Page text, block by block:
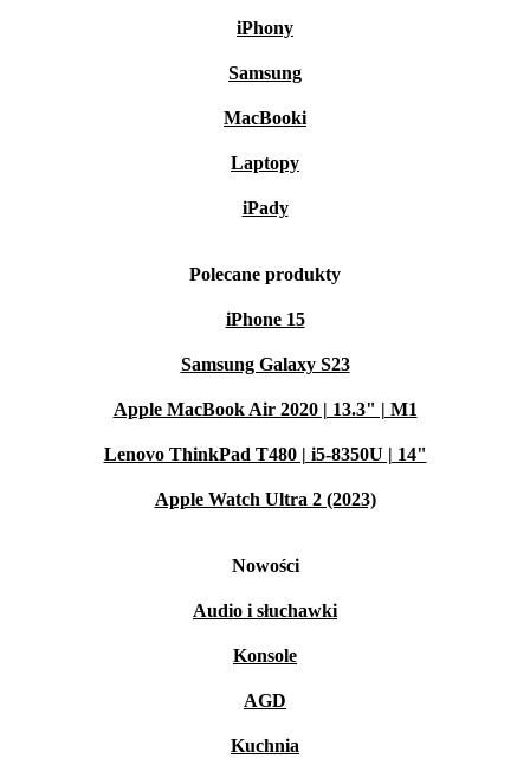
iPhony
Samsung
MacBooki
Laptopy
iPady
Polecane produkty
iPhone 15
Samsung Galaxy S23
Apple MacBook Air 2020 | 13.3" | M1
Lenovo ThinkPad T480 | i5-8350U | 14"
Apple Watch Ultra 2 (2023)
Nowości
Audio i słuchawki
Konsole
AGD
Kuchnia